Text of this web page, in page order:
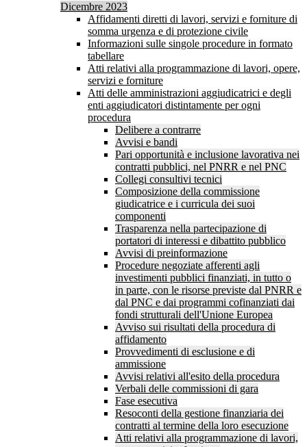
Dicembre 2023
Affidamenti diretti di lavori, servizi e forniture di
somma urgenza e di protezione civile
Informazioni sulle singole procedure in formato
tabellare
Atti relativi alla programmazione di lavori, opere,
servizi e forniture
Atti delle amministrazioni aggiudicatrici e degli
enti aggiudicatori distintamente per ogni
procedura
Delibere a contrarre
Avvisi e bandi
Pari opportunità e inclusione lavorativa nei
contratti pubblici, nel PNRR e nel PNC
Collegi consultivi tecnici
Composizione della commissione
giudicatrice e i curricula dei suoi
componenti
Trasparenza nella partecipazione di
portatori di interessi e dibattito pubblico
Avvisi di preinformazione
Procedure negoziate afferenti agli
investimenti pubblici finanziati, in tutto o
in parte, con le risorse previste dal PNRR e
dal PNC e dai programmi cofinanziati dai
fondi strutturali dell'Unione Europea
Avviso sui risultati della procedura di
affidamento
Provvedimenti di esclusione e di
ammissione
Avvisi relativi all'esito della procedura
Verbali delle commissioni di gara
Fase esecutiva
Resoconti della gestione finanziaria dei
contratti al termine della loro esecuzione
Atti relativi alla programmazione di lavori,